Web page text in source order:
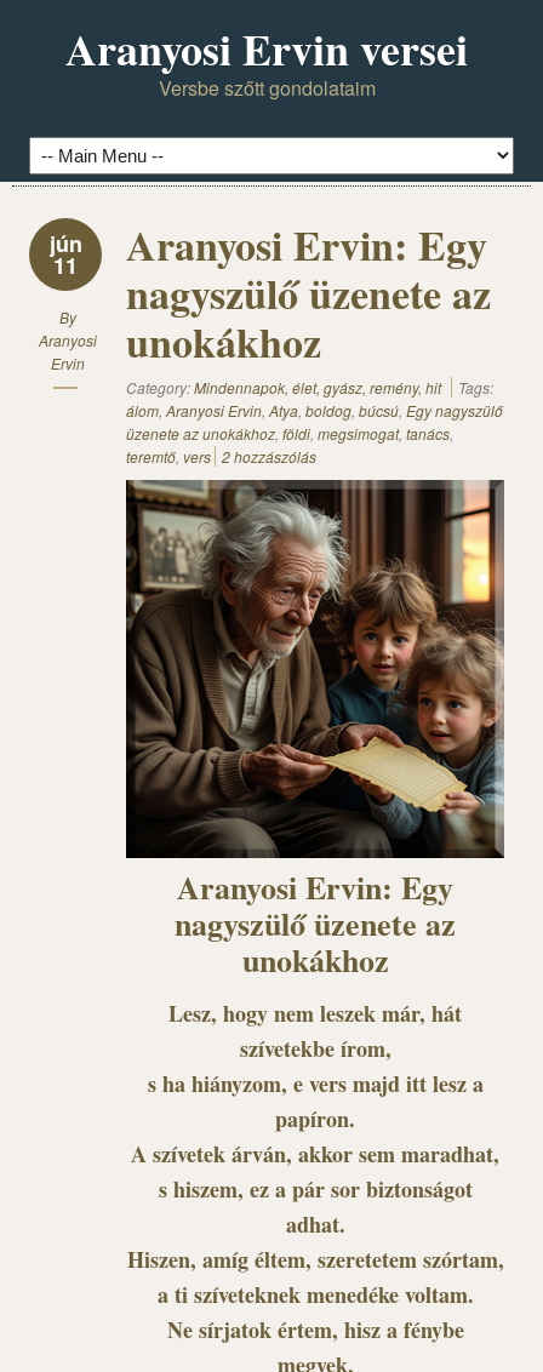
Aranyosi Ervin versei
Versbe szőtt gondolataim
jún
11
By
Aranyosi
Ervin
Aranyosi Ervin: Egy
nagyszülő üzenete az
unokákhoz
Category:Mindennapok, élet, gyász, remény, hit
Tags:
álom, Aranyosi Ervin, Atya, boldog, búcsú, Egy nagyszülő
üzenete az unokákhoz, földi, megsimogat, tanács,
teremtő, vers 2 hozzászólás
Aranyosi Ervin: Egy
nagyszülő üzenete az
unokákhoz
Lesz, hogy nem leszek már, hát
szívetekbe írom,
s ha hiányzom, e vers majd itt lesz a
papíron.
A szívetek árván, akkor sem maradhat,
s hiszem, ez a pár sor biztonságot
adhat.
Hiszen, amíg éltem, szeretetem szórtam,
a ti szíveteknek menedéke voltam.
Ne sírjatok értem, hisz a fénybe
megyek,